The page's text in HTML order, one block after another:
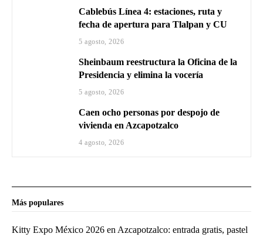
Cablebús Línea 4: estaciones, ruta y
fecha de apertura para Tlalpan y CU
5 agosto, 2026
Sheinbaum reestructura la Oficina de la
Presidencia y elimina la vocería
5 agosto, 2026
Caen ocho personas por despojo de
vivienda en Azcapotzalco
4 agosto, 2026
Más populares
Kitty Expo México 2026 en Azcapotzalco: entrada gratis, pastel